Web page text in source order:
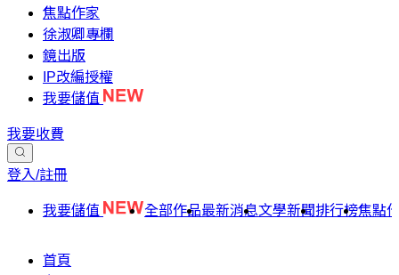
焦點作家
徐淑卿專欄
鏡出版
IP改編授權
我要儲值
我要收費
登入/註冊
我要儲值 全部作品最新消息文學新聞排行榜焦點
首頁